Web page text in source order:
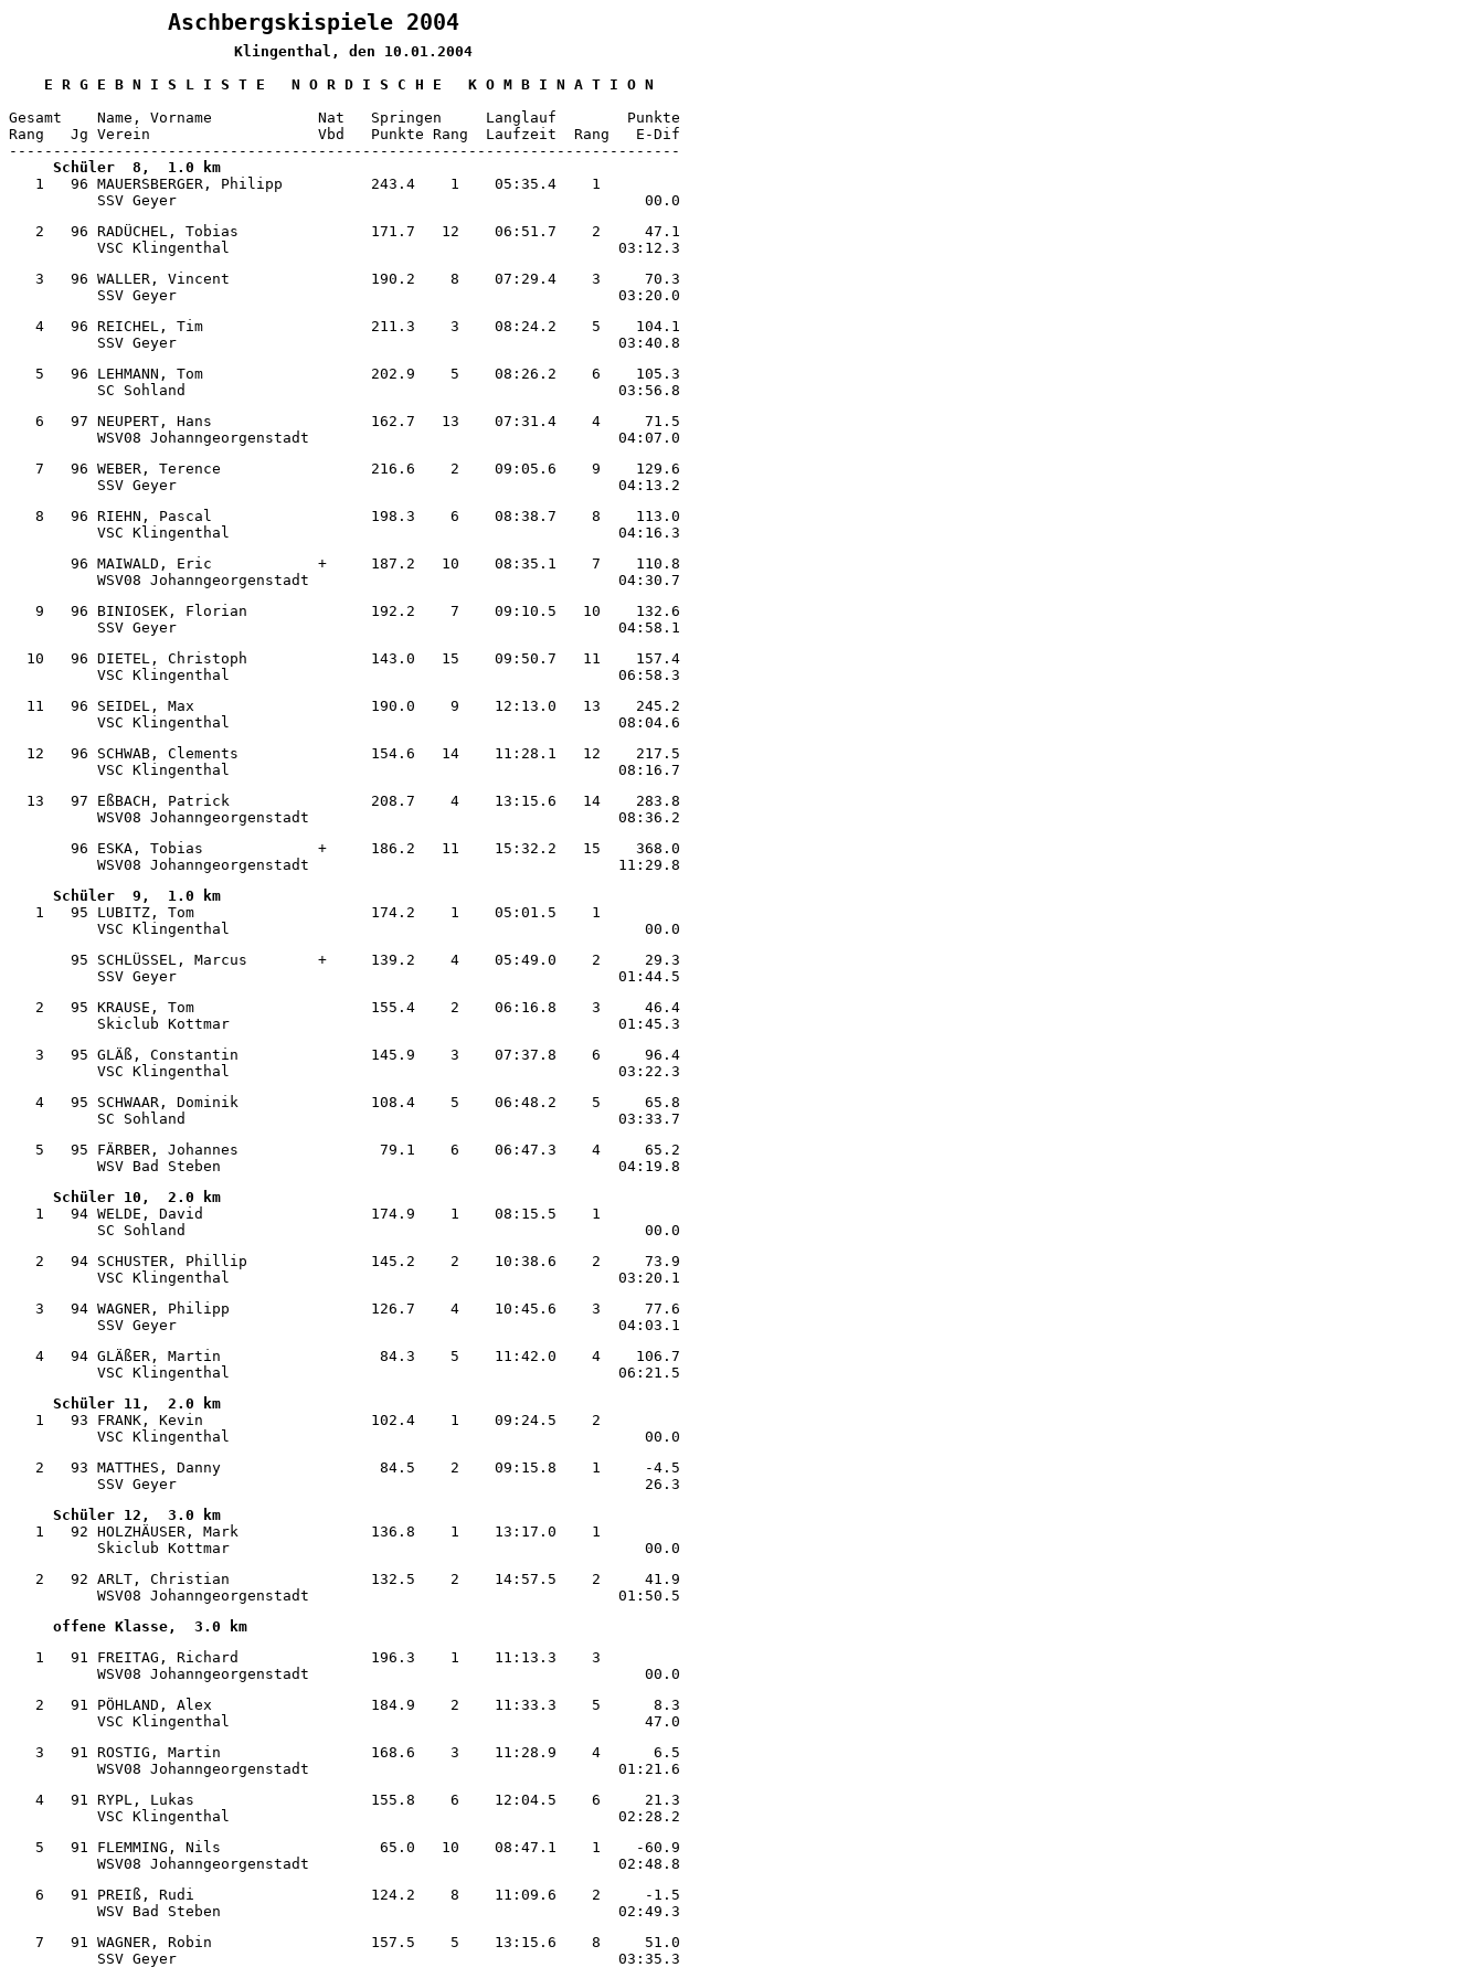
Klingenthal, den 10.01.2004
    E R G E B N I S L I S T E   N O R D I S C H E   K O M B I N A T I O N
Gesamt    Name, Vorname            Nat   Springen     Langlauf        Punkte
Rang   Jg Verein                   Vbd   Punkte Rang  Laufzeit  Rang   E-Dif
----------------------------------------------------------------------------
Schüler  8,  1.0 km
   1   96 MAUERSBERGER, Philipp          243.4    1    05:35.4    1
          SSV Geyer                                                     00.0
   2   96 RADÜCHEL, Tobias               171.7   12    06:51.7    2     47.1
          VSC Klingenthal                                            03:12.3
   3   96 WALLER, Vincent                190.2    8    07:29.4    3     70.3
          SSV Geyer                                                  03:20.0
   4   96 REICHEL, Tim                   211.3    3    08:24.2    5    104.1
          SSV Geyer                                                  03:40.8
   5   96 LEHMANN, Tom                   202.9    5    08:26.2    6    105.3
          SC Sohland                                                 03:56.8
   6   97 NEUPERT, Hans                  162.7   13    07:31.4    4     71.5
          WSV08 Johanngeorgenstadt                                   04:07.0
   7   96 WEBER, Terence                 216.6    2    09:05.6    9    129.6
          SSV Geyer                                                  04:13.2
   8   96 RIEHN, Pascal                  198.3    6    08:38.7    8    113.0
          VSC Klingenthal                                            04:16.3
       96 MAIWALD, Eric            +     187.2   10    08:35.1    7    110.8
          WSV08 Johanngeorgenstadt                                   04:30.7
   9   96 BINIOSEK, Florian              192.2    7    09:10.5   10    132.6
          SSV Geyer                                                  04:58.1
  10   96 DIETEL, Christoph              143.0   15    09:50.7   11    157.4
          VSC Klingenthal                                            06:58.3
  11   96 SEIDEL, Max                    190.0    9    12:13.0   13    245.2
          VSC Klingenthal                                            08:04.6
  12   96 SCHWAB, Clements               154.6   14    11:28.1   12    217.5
          VSC Klingenthal                                            08:16.7
  13   97 EßBACH, Patrick                208.7    4    13:15.6   14    283.8
          WSV08 Johanngeorgenstadt                                   08:36.2
       96 ESKA, Tobias             +     186.2   11    15:32.2   15    368.0
          WSV08 Johanngeorgenstadt                                   11:29.8
   1   95 LUBITZ, Tom                    174.2    1    05:01.5    1
          VSC Klingenthal                                               00.0
       95 SCHLÜSSEL, Marcus        +     139.2    4    05:49.0    2     29.3
          SSV Geyer                                                  01:44.5
   2   95 KRAUSE, Tom                    155.4    2    06:16.8    3     46.4
          Skiclub Kottmar                                            01:45.3
   3   95 GLÄß, Constantin               145.9    3    07:37.8    6     96.4
          VSC Klingenthal                                            03:22.3
   4   95 SCHWAAR, Dominik               108.4    5    06:48.2    5     65.8
          SC Sohland                                                 03:33.7
   5   95 FÄRBER, Johannes                79.1    6    06:47.3    4     65.2
          WSV Bad Steben                                             04:19.8
Schüler 10,  2.0 km
   1   94 WELDE, David                   174.9    1    08:15.5    1
          SC Sohland                                                    00.0
   2   94 SCHUSTER, Phillip              145.2    2    10:38.6    2     73.9
          VSC Klingenthal                                            03:20.1
   3   94 WAGNER, Philipp                126.7    4    10:45.6    3     77.6
          SSV Geyer                                                  04:03.1
   4   94 GLÄßER, Martin                  84.3    5    11:42.0    4    106.7
          VSC Klingenthal                                            06:21.5
Schüler 11,  2.0 km
   1   93 FRANK, Kevin                   102.4    1    09:24.5    2
          VSC Klingenthal                                               00.0
   2   93 MATTHES, Danny                  84.5    2    09:15.8    1     -4.5
          SSV Geyer                                                     26.3
Schüler 12,  3.0 km
   1   92 HOLZHÄUSER, Mark               136.8    1    13:17.0    1
   2   92 ARLT, Christian                132.5    2    14:57.5    2     41.9
          WSV08 Johanngeorgenstadt                                   01:50.5
offene Klasse,  3.0 km
   1   91 FREITAG, Richard               196.3    1    11:13.3    3
          WSV08 Johanngeorgenstadt                                      00.0
   2   91 PÖHLAND, Alex                  184.9    2    11:33.3    5      8.3
          VSC Klingenthal                                               47.0
   3   91 ROSTIG, Martin                 168.6    3    11:28.9    4      6.5
   4   91 RYPL, Lukas                    155.8    6    12:04.5    6     21.3
          VSC Klingenthal                                            02:28.2
   5   91 FLEMMING, Nils                  65.0   10    08:47.1    1    -60.9
          WSV08 Johanngeorgenstadt                                   02:48.8
   6   91 PREIß, Rudi                    124.2    8    11:09.6    2     -1.5
          WSV Bad Steben                                             02:49.3
   7   91 WAGNER, Robin                  157.5    5    13:15.6    8     51.0
          SSV Geyer                                                  03:35.3